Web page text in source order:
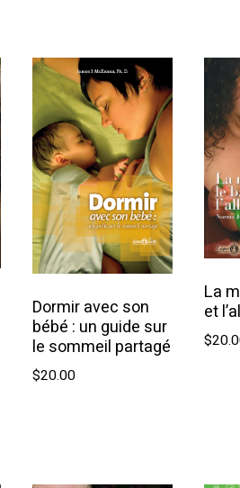
Dormir avec son
bébé : un guide sur
le sommeil partagé
$20.00
La
et
$